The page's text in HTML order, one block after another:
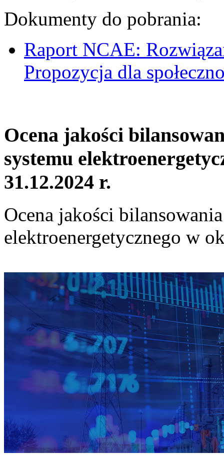
Dokumenty do pobrania:
Raport NCAE:
Propozycja dla
Ocena jakości
systemu
31.12.2024 r.
Ocena jakości
elektroenergetycznego w